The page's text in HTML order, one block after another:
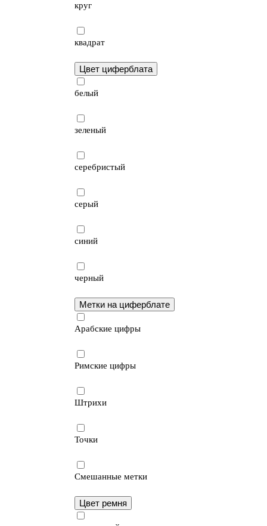
круг
квадрат
Цвет циферблата
белый
зеленый
серебристый
серый
синий
черный
Метки на циферблате
Арабские цифры
Римские цифры
Штрихи
Точки
Смешанные метки
Цвет ремня